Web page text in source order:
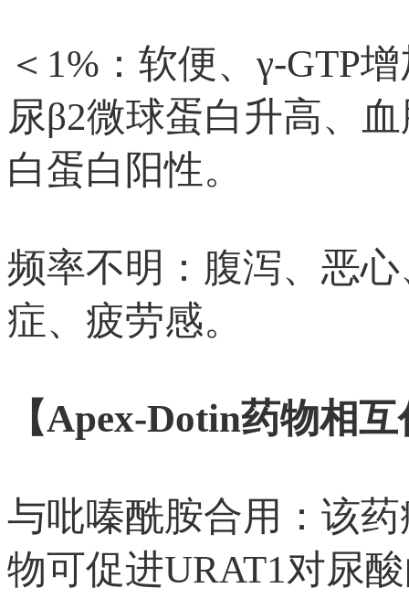
＜1%：软便、γ-GTP
尿β2微球蛋白升高、
白蛋白阳性。
频率不明：腹泻、恶
症、疲劳感。
【Apex-Dotin药物相
与吡嗪酰胺合用：该
物可促进URAT1对尿